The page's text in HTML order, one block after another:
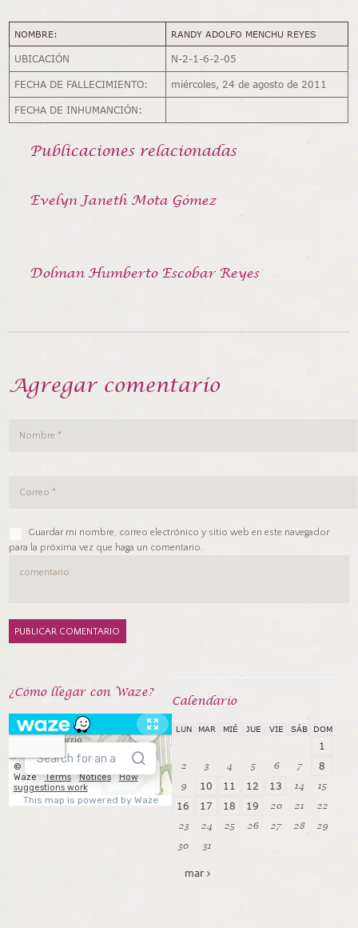
NOMBRE: RANDY ADOLFO MENCHU REYES
UBICACIÓN N-2-1-6-2-05
FECHA DE FALLECIMIENTO: miércoles, 24 de agosto de 2011
FECHA DE INHUMANCIÓN:
Publicaciones relacionadas
Evelyn Janeth Mota Gómez
Dolman Humberto Escobar Reyes
Agregar comentario
Guardar mi nombre, correo electrónico y sitio web en este navegador
para la próxima vez que haga un comentario.
¿Cómo llegar con Waze?
Calendarío
LUN MAR MIÉ JUE VIE SÁB DOM
1
2 3 4 5 6 7 8
9 10 11 12 13 14 15
16 17 18 19 20 21
22
23
24 25 26 27 28
29
30
31
mar